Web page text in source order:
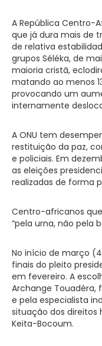
A República Centro-
que já dura mais de
de relativa
grupos Séléka, de
maioria cristã,
matando ao menos
provocando um
internamente
A ONU tem
restituição da paz,
e policiais. Em
as eleições
realizadas de forma
Centro-africanos
“pela urna, não pela
No início de março
finais do pleito
em fevereiro. A
Archange Touadéra,
e pela especialista
situação dos direitos
Keita-Bocoum.